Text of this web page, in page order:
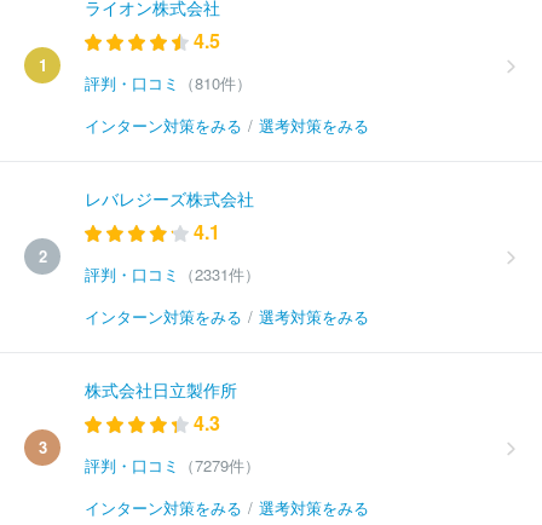
1
ライオン株式会社
4.5
評判・口コミ
（810件）
インターン対策をみる / 選考対策をみる
2
レバレジーズ株式会社
4.1
評判・口コミ
（2331件）
インターン対策をみる / 選考対策をみる
3
株式会社日立製作所
4.3
評判・口コミ
（7279件）
インターン対策をみる / 選考対策をみる